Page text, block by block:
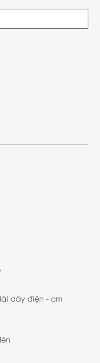
dây điện - cm